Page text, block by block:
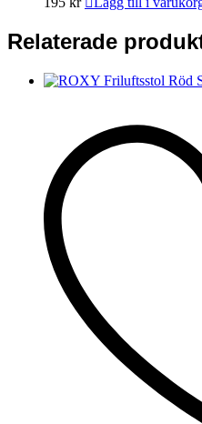
Relaterade